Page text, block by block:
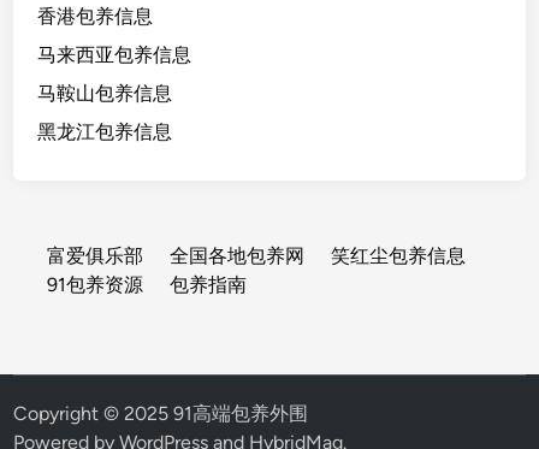
香港包养信息
马来西亚包养信息
马鞍山包养信息
黑龙江包养信息
富爱俱乐部 全国各地包养网
笑红尘包养信息
91包养资源
包养指南
Copyright © 2025 91高端包养外围
Powered byWordPress and HybridMag.